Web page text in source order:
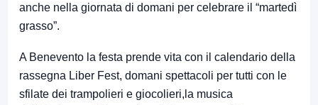
anche nella giornata di domani per celebrare il “martedì
grasso”.
A Benevento la festa prende vita con il calendario della
rassegna Liber Fest, domani spettacoli per tutti con le
sfilate dei trampolieri e giocolieri,la musica